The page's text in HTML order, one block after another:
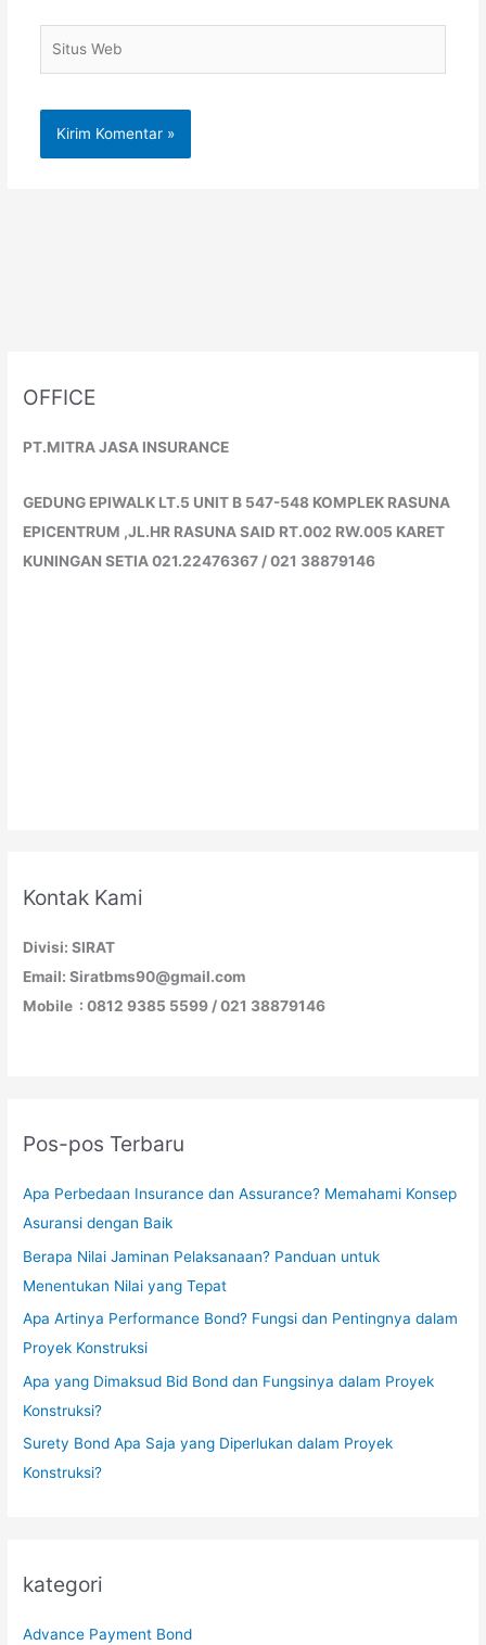
Web
OFFICE
PT.MITRA JASA INSURANCE
GEDUNG EPIWALK LT.5 UNIT B 547-548 KOMPLEK RASUNA
EPICENTRUM ,JL.HR RASUNA SAID RT.002 RW.005 KARET
KUNINGAN SETIA 021.22476367 / 021 38879146
Kontak Kami
Divisi: SIRAT
Email: Siratbms90@gmail.com
Mobile : 0812 9385 5599 / 021 38879146
Pos-pos Terbaru
Apa Perbedaan Insurance dan Assurance? Memahami Konsep
Asuransi dengan Baik
Berapa Nilai Jaminan Pelaksanaan? Panduan untuk
Menentukan Nilai yang Tepat
Apa Artinya Performance Bond? Fungsi dan Pentingnya dalam
Proyek Konstruksi
Apa yang Dimaksud Bid Bond dan Fungsinya dalam Proyek
Konstruksi?
Surety Bond Apa Saja yang Diperlukan dalam Proyek
Konstruksi?
kategori
Advance Payment Bond